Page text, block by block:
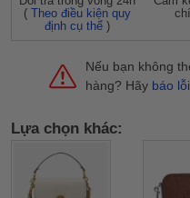
(Theo điều kiện quy
định cụ thể )
Nếu bạn không
hàng? Hãy báo lỗi
Lựa chọn khác: